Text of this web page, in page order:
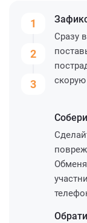
1
2
3
Сразу